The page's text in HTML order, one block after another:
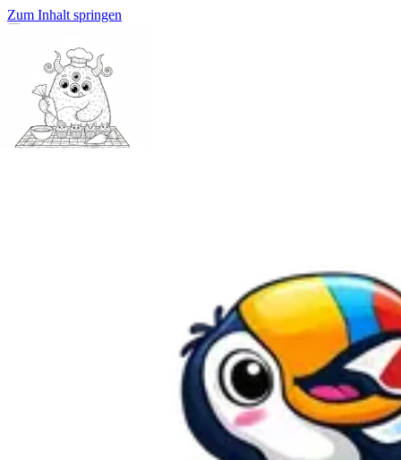
Zum Inhalt springen